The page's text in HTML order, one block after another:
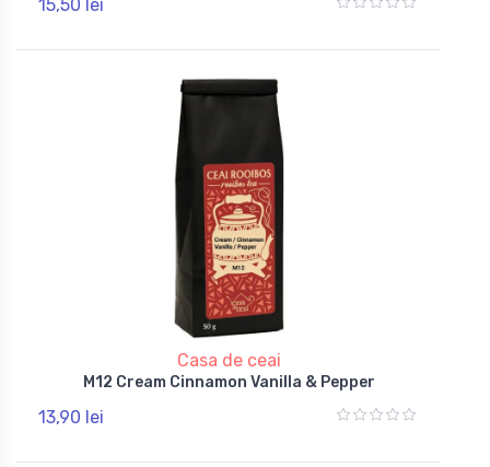
15,50 lei
Casa de ceai
M12 Cream Cinnamon Vanilla & Pepper
13,90 lei